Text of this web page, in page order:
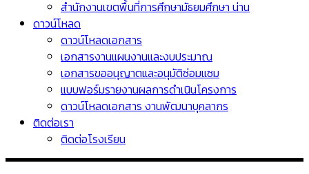
สำนักงานเขตพื้นที่การศึกษามัธยมศึกษา น่าน
ดาวน์โหลด
ดาวน์โหลดเอกสาร
เอกสารงานแผนงานและงบประมาณ
เอกสารขออนุญาตและอนุมัติซ่อมแซม
แบบฟอร์มรายงานผลการดำเนินโครงการ
ดาวน์โหลดเอกสาร งานพัฒนาบุคลากร
ติดต่อเรา
ติดต่อโรงเรียน